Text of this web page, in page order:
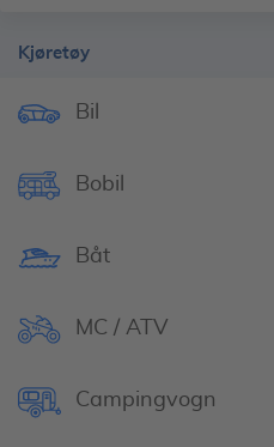
Kjøretøy
Bil
Bobil
Båt
MC / ATV
Campingvogn